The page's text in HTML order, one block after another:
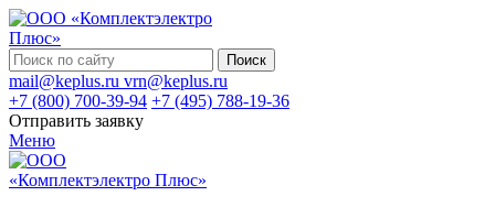
Поиск
mail@keplus.ru vrn@keplus.ru
+7 (800) 700-39-94 +7 (495) 788-19-36
Отправить заявку
Меню